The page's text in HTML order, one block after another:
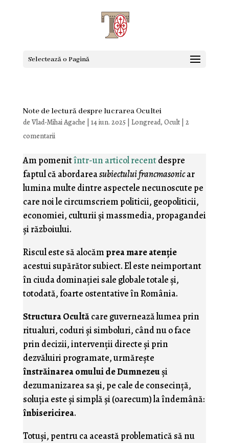
Selectează o Pagină
Note de lectură despre lucrarea Ocultei
de Vlad-Mihai Agache 14 iun. 2025| Longread, Ocult| 2
comentarii
Am pomenitîntr-un articol recentdespre
faptul că abordareasubiectului francmasonicar
lumina multe dintre aspectele necunoscute pe
care noi le circumscriem politicii, geopoliticii,
economiei, culturii şi massmedia, propagandei
şi războiului.
Riscul este să alocăm prea mare atenţie
acestui supărător subiect. El este neimportant
în ciuda dominaţiei sale globale totale şi,
totodată, foarte ostentative în România.
Structura Ocultăcare guvernează lumea prin
ritualuri, coduri şi simboluri, când nu o face
prin decizii, intervenţii directe şi prin
dezvăluiri programate, urmăreşte
înstrăinarea omului de Dumnezeuşi
dezumanizarea sa şi, pe cale de consecinţă,
soluţia este şi simplă şi (oarecum) la îndemână:
înbisericirea.
Totuşi, pentru ca această problematică să nu